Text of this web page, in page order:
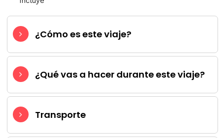
¿Cómo es este viaje?
¿Qué vas a hacer durante este viaje?
Transporte